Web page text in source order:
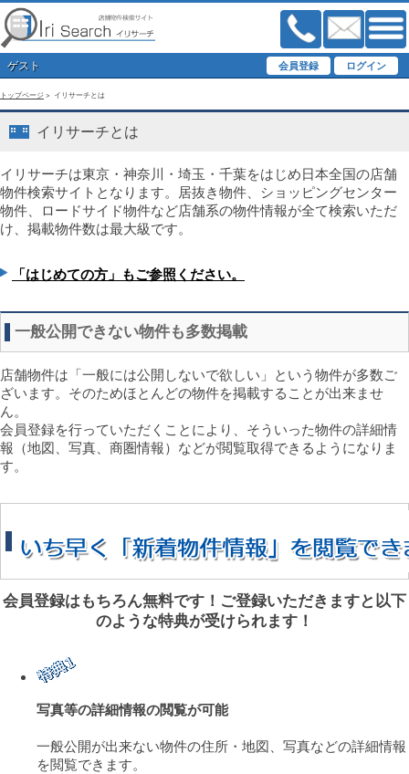
ゲスト
トップページ > イリサーチとは
イリサーチとは
イリサーチは東京・神奈川・埼玉・千葉をはじめ日本全国の店舗
物件検索サイトとなります。居抜き物件、ショッピングセンター
物件、ロードサイド物件など店舗系の物件情報が全て検索いただ
け、掲載物件数は最大級です。
「はじめての方」もご参照ください。
一般公開できない物件も多数掲載
店舗物件は「一般には公開しないで欲しい」という物件が多数ご
ざいます。そのためほとんどの物件を掲載することが出来ませ
ん。
会員登録を行っていただくことにより、そういった物件の詳細情
報（地図、写真、商圏情報）などが閲覧取得できるようになりま
す。
会員登録はもちろん無料です！ご登録いただきますと以下
のような特典が受けられます！
写真等の詳細情報の閲覧が可能
一般公開が出来ない物件の住所・地図、写真などの詳細情報
を閲覧できます。